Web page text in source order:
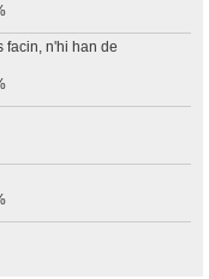
facin, n'hi han de